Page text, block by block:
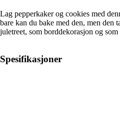
Lag pepperkaker og cookies med
bare kan du bake med den, men den
juletreet, som borddekorasjon og
Spesifikasjoner